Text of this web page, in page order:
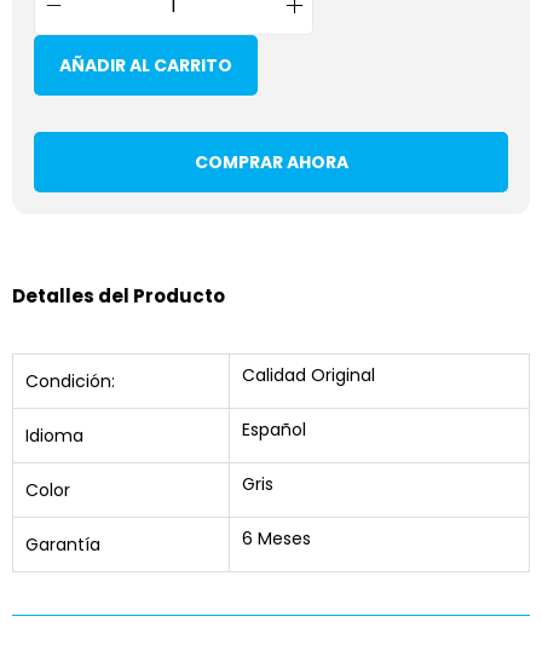
AÑADIR AL CARRITO
COMPRAR AHORA
Detalles del Producto
Condición: Calidad Original
Idioma Español
Color Gris
Garantía 6 Meses